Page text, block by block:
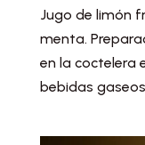
Jugo de limón
menta.
en la coctelera
bebidas